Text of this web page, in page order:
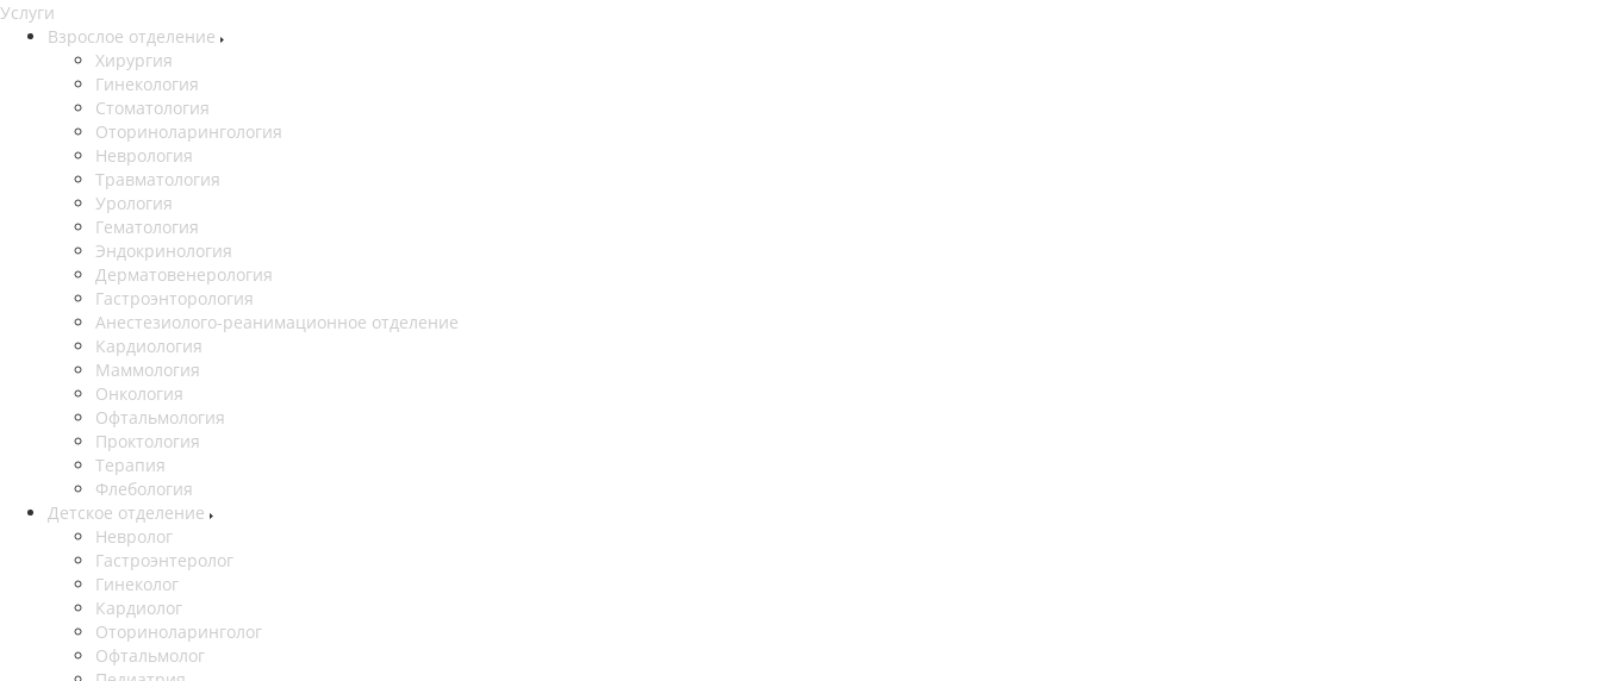
Услуги
Взрослое отделение
Хирургия
Гинекология
Стоматология
Оториноларингология
Неврология
Травматология
Урология
Гематология
Эндокринология
Дерматовенерология
Гастроэнторология
Анестезиолого-реанимационное отделение
Кардиология
Маммология
Онкология
Офтальмология
Проктология
Терапия
Флебология
Детское отделение
Невролог
Гастроэнтеролог
Гинеколог
Кардиолог
Оториноларинголог
Офтальмолог